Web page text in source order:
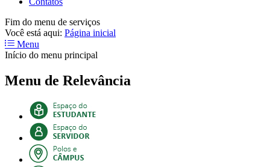
Fim do menu de serviços
Você está aqui: Página inicial
Menu
Início do menu principal
Menu de Relevância